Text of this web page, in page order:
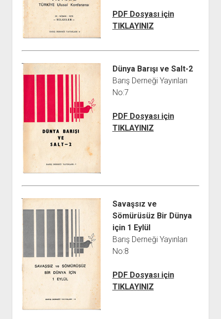
PDF Dosyası için
TIKLAYINIZ
Dünya Barışı ve Salt-2
Barış Derneği Yayınları
No:7
PDF Dosyası için
TIKLAYINIZ
Savaşsız ve
Sömürüsüz Bir Dünya
için 1 Eylül
Barış Derneği Yayınları
No:8
PDF Dosyası için
TIKLAYINIZ